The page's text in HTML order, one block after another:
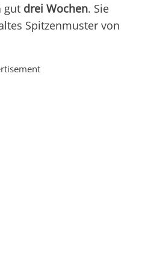
gut drei Wochen. Sie
Spitzenmuster von